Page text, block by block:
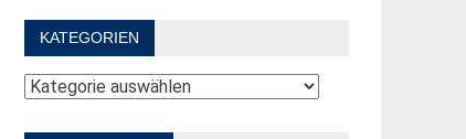
KATEGORIEN
Kategorien